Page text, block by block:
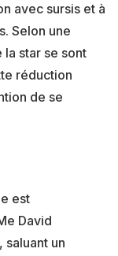
avec sursis et à
Selon une
la star se sont
réduction
de se
est
David
saluant un